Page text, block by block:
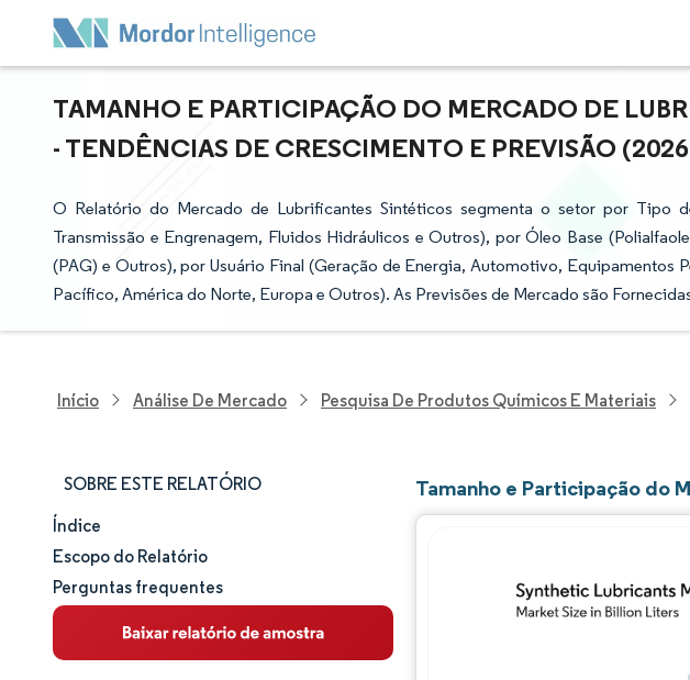
TAMANHO E PARTICIPAÇÃO DO MERCADO DE
- TENDÊNCIAS DE CRESCIMENTO E PREVISÃO
O Relatório do Mercado de Lubrificantes Sintéticos segmenta o setor por Tipo
Transmissão e Engrenagem, Fluidos Hidráulicos e Outros), por Óleo Base
(PAG) e Outros), por Usuário Final (Geração de Energia, Automotivo, Equipamentos
Pacífico, América do Norte, Europa e Outros). As Previsões de Mercado são
Início Análise De Mercado Pesquisa De Produtos Químicos E Materiais
SOBRE ESTE RELATÓRIO
Tamanho e participação de mercado
Análise de mercado
Tendências e insights
Índice
Escopo do Relatório
Perguntas frequentes
Tamanho e Participação do